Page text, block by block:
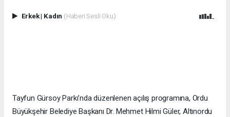
Erkek| Kadın (Haberi Sesli Oku)
Tayfun Gürsoy Parkı’nda düzenlenen açılış programına, Ordu
Büyükşehir Belediye Başkanı Dr. Mehmet Hilmi Güler, Altınordu